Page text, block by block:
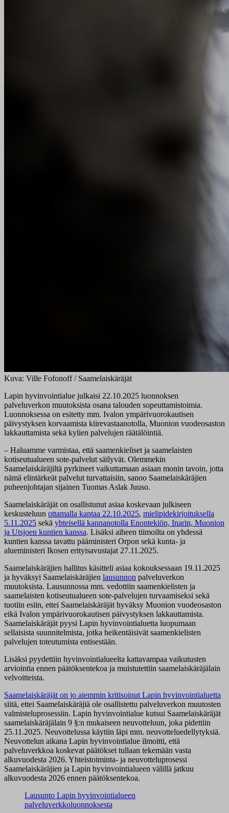
Kuva: Ville Fofonoff / Saamelaiskäräjät
Lapin hyvinvointialue julkaisi 22.10.2025 luonnoksen
palveluverkon muutoksista osana talouden sopeuttamistoimia.
Luonnoksessa on esitetty mm. Ivalon ympärivuorokautisen
päivystyksen korvaamista kiirevastaanotolla, Muonion vuodeosaston
lakkauttamista sekä kylien palvelujen räätälöintiä.
– Haluamme varmistaa, että saamenkieliset ja saamelaisten
kotiseutualueen sote-palvelut säilyvät. Olemmekin
Saamelaiskäräjiltä pyrkineet vaikuttamaan asiaan monin tavoin, jotta
nämä elintärkeät palvelut turvattaisiin, sanoo Saamelaiskäräjien
puheenjohtajan sijainen Tuomas Aslak Juuso.
Saamelaiskäräjät on osallistunut asiaa koskevaan julkiseen
keskusteluun ottamalla kantaa 22.10.2025, mielipidekirjoituksella
5.11.2025 sekä yhteisellä kannanotolla Enontekiön, Inarin, Muonion
ja Utsjoen kuntien kanssa. Lisäksi aiheen tiimoilta on yhdessä
kuntien kanssa tavattu pääministeri Orpon sekä kunta- ja
alueministeri Ikosen erityisavustajat 27.11.2025.
Saamelaiskäräjien hallitus käsitteli asiaa kokouksessaan 19.11.2025
ja hyväksyi Saamelaiskäräjien lausunnon palveluverkon
muutoksista. Lausunnossa mm. vedottiin saamenkielisten ja
saamelaisten kotiseutualueen sote-palvelujen turvaamiseksi sekä
tuotiin esiin, ettei Saamelaiskäräjät hyväksy Muonion vuodeosaston
eikä Ivalon ympärivuorokautisen päivystyksen lakkauttamista.
Saamelaiskäräjät pyysi Lapin hyvinvointialuetta luopumaan
sellaisista suunnitelmista, jotka heikentäisivät saamenkielisten
palvelujen toteutumista entisestään.
Lisäksi pyydettiin hyvinvointialueelta kattavampaa vaikutusten
arviointia ennen päätöksentekoa ja muistutettiin saamelaiskäräjälain
velvoitteista.
Saamelaiskäräjät on jo aiemmin kritisoinut Lapin hyvinvointialuetta
siitä, ettei Saamelaiskäräjiä ole osallistettu palveluverkon muutosten
valmisteluprosessiin. Lapin hyvinvointialue kutsui Saamelaiskäräjät
saamelaiskäräjälain 9 §:n mukaiseen neuvotteluun, joka pidettiin
25.11.2025. Neuvottelussa käytiin läpi mm. neuvotteluedellytyksiä.
Neuvottelun aikana Lapin hyvinvointialue ilmoitti, että
palveluverkkoa koskevat päätökset tullaan tekemään vasta
alkuvuodesta 2026. Yhteistoiminta- ja neuvotteluprosessi
Saamelaiskäräjien ja Lapin hyvinvointialueen välillä jatkuu
alkuvuodesta 2026 ennen päätöksentekoa.
Lausunto Lapin hyvinvointialueen
palveluverkkoluonnoksesta